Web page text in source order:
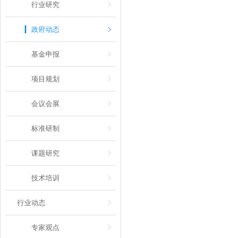
行业研究
政府动态
基金申报
项目规划
会议会展
标准研制
课题研究
技术培训
行业动态
专家观点